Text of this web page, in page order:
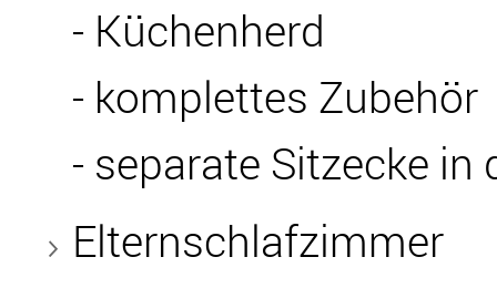
- Küchenherd
- komplettes Zubehör
- separate Sitzecke in
Elternschlafzimmer